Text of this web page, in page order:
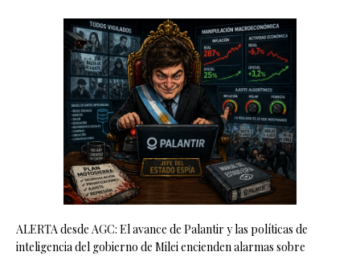
ALERTA desde AGC: El avance de Palantir y las políticas de
inteligencia del gobierno de Milei encienden alarmas sobre